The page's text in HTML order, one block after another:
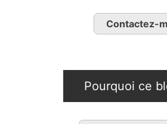
Contactez-
Pourquoi ce